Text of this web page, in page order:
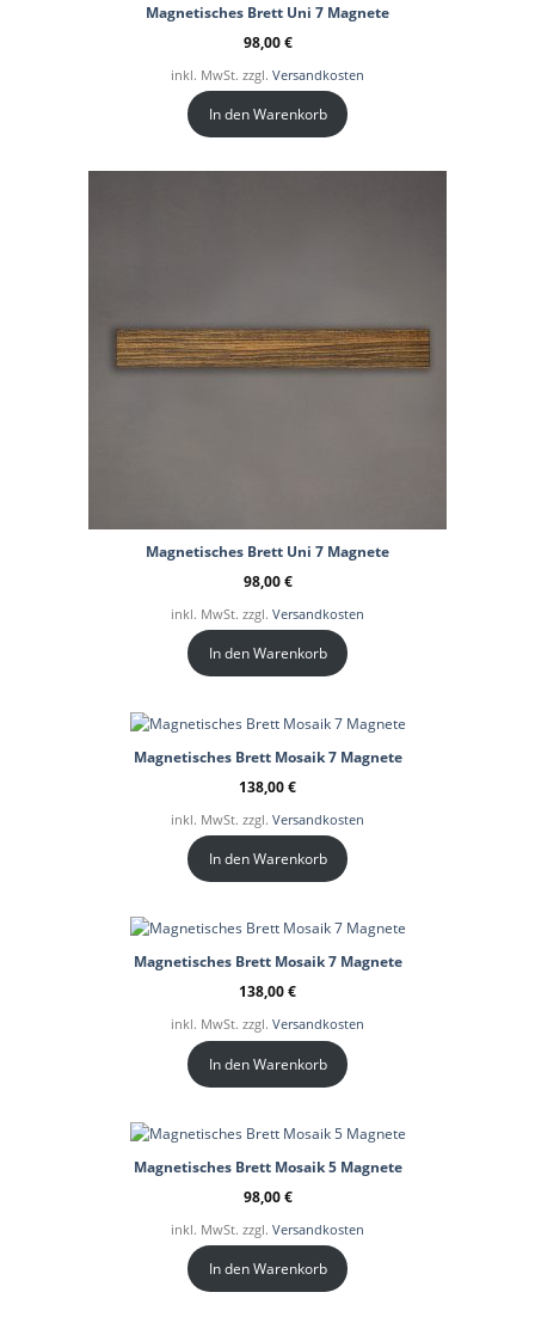
Magnetisches Brett Uni 7 Magnete
98,00€
inkl. MwSt. zzgl. Versandkosten
In den Warenkorb
Magnetisches Brett Uni 7 Magnete
98,00€
inkl. MwSt. zzgl. Versandkosten
In den Warenkorb
Magnetisches Brett Mosaik 7 Magnete
138,00€
inkl. MwSt. zzgl. Versandkosten
In den Warenkorb
Magnetisches Brett Mosaik 7 Magnete
138,00€
inkl. MwSt. zzgl. Versandkosten
In den Warenkorb
Magnetisches Brett Mosaik 5 Magnete
98,00€
inkl. MwSt. zzgl. Versandkosten
In den Warenkorb